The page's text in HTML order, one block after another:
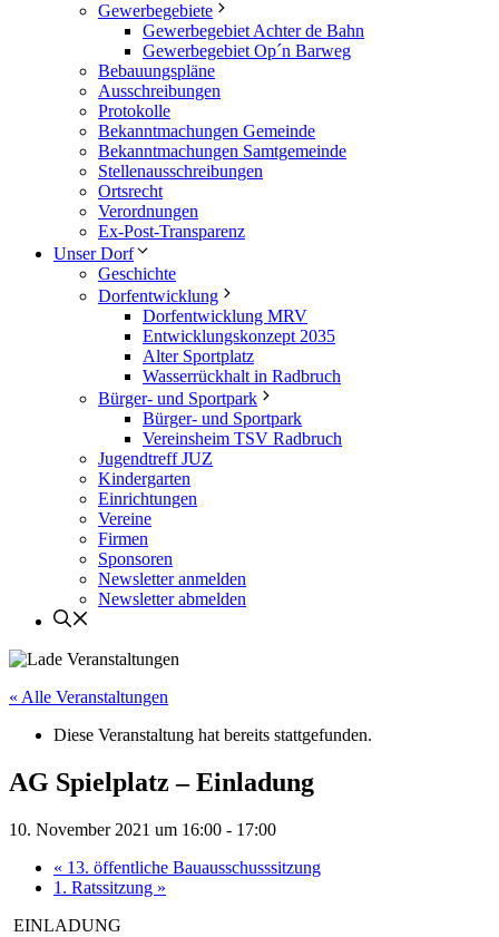
Gewerbegebiete
Gewerbegebiet Achter de Bahn
Gewerbegebiet Op´n Barweg
Bebauungspläne
Ausschreibungen
Protokolle
Bekanntmachungen Gemeinde
Bekanntmachungen Samtgemeinde
Stellenausschreibungen
Ortsrecht
Verordnungen
Ex-Post-Transparenz
Unser Dorf
Geschichte
Dorfentwicklung
Dorfentwicklung MRV
Entwicklungskonzept 2035
Alter Sportplatz
Wasserrückhalt in Radbruch
Bürger- und Sportpark
Bürger- und Sportpark
Vereinsheim TSV Radbruch
Jugendtreff JUZ
Kindergarten
Einrichtungen
Vereine
Firmen
Sponsoren
Newsletter anmelden
Newsletter abmelden
« Alle Veranstaltungen
Diese Veranstaltung hat bereits stattgefunden.
AG Spielplatz – Einladung
10. November 2021 um 16:00 - 17:00
« 13. öffentliche Bauausschusssitzung
1. Ratssitzung »
EINLADUNG